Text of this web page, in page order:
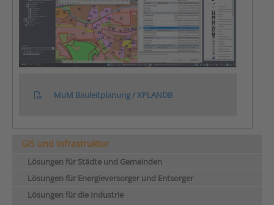
MuM Bauleitplanung / XPLANDB
GIS und Infrastruktur
Lösungen für Städte und Gemeinden
Lösungen für Energieversorger und Entsorger
Lösungen für die Industrie